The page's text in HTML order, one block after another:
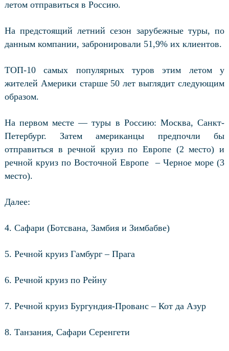
летом отправиться в Россию.
На предстоящий летний сезон зарубежные туры, по
данным компании, забронировали 51,9% их клиентов.
ТОП-10 самых популярных туров этим летом у
жителей Америки старше 50 лет выглядит следующим
образом.
На первом месте — туры в Россию: Москва, Санкт-
Петербург. Затем американцы предпочли бы
отправиться в речной круиз по Европе (2 место) и
речной круиз по Восточной Европе
– Черное море (3
место).
Далее:
4. Сафари (Ботсвана, Замбия и Зимбабве)
5. Речной круиз Гамбург – Прага
6. Речной круиз по Рейну
7. Речной круиз Бургундия-Прованс – Кот да Азур
8. Танзания, Сафари Серенгети